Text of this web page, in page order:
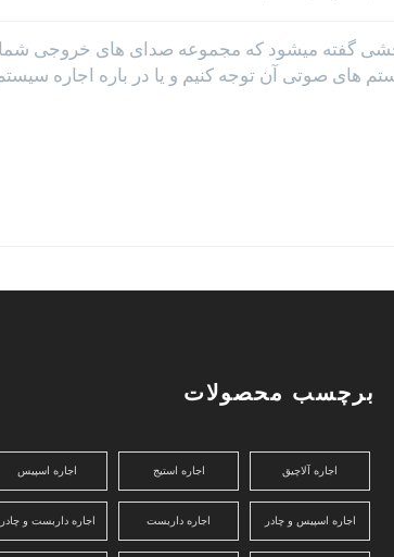
گفته میشود که مجموعه صدای های خروجی شما
های صوتی آن توجه کنیم و یا در باره اجاره
برچسب محصولات
اجاره آلاچیق اجاره استیج اجاره اسپیس
اجاره اسپیس و چادر اجاره داربست اجاره داربست و چادر